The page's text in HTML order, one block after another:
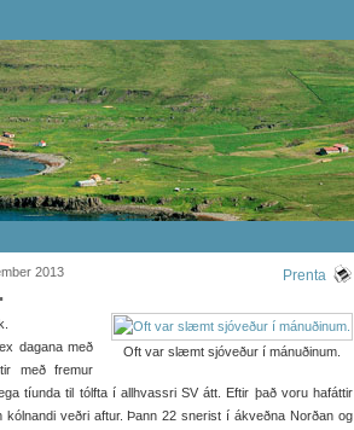
2013 Prenta
Oft var slæmt sjóveður í mánuðinum.
dagana með
með fremur
tíunda til tólfta í allhvassri SV átt. Eftir það voru hafáttir
veðri aftur. Þann 22 snerist í ákveðna Norðan og